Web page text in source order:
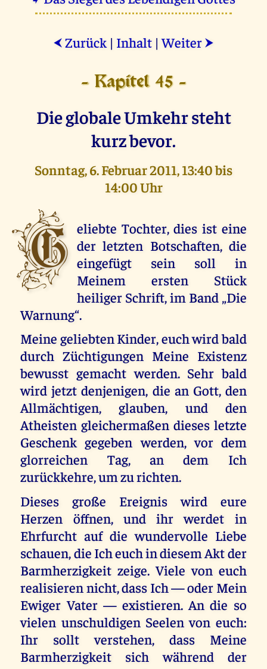
⮜ Zurück | Inhalt |Weiter ⮞
- Kapitel 45 -
Die globale Umkehr steht
kurz bevor.
Sonntag, 6. Februar 2011, 13:40 bis
14:00 Uhr
G eliebte Tochter, dies ist eine
der letzten Botschaften, die
eingefügt sein soll in
Meinem ersten Stück
heiliger Schrift, im Band „Die
Warnung“.
Meine geliebten Kinder, euch wird bald
durch Züchtigungen Meine Existenz
bewusst gemacht werden. Sehr bald
wird jetzt denjenigen, die an Gott, den
Allmächtigen, glauben, und den
Atheisten gleichermaßen dieses letzte
Geschenk gegeben werden, vor dem
glorreichen Tag, an dem Ich
zurückkehre, um zu richten.
Dieses große Ereignis wird eure
Herzen öffnen, und ihr werdet in
Ehrfurcht auf die wundervolle Liebe
schauen, die Ich euch in diesem Akt der
Barmherzigkeit zeige. Viele von euch
realisieren nicht, dass Ich — oder Mein
Ewiger Vater — existieren. An die so
vielen unschuldigen Seelen von euch:
Ihr sollt verstehen, dass Meine
Barmherzigkeit sich während der